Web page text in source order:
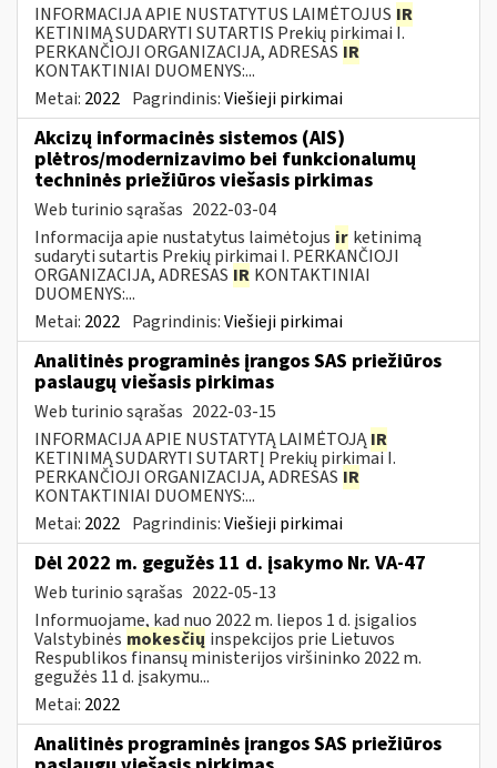
INFORMACIJA APIE NUSTATYTUS LAIMĖTOJUS IR
KETINIMĄ SUDARYTI SUTARTIS Prekių pirkimai I.
PERKANČIOJI ORGANIZACIJA, ADRESAS IR
KONTAKTINIAI DUOMENYS:...
Metai: 2022 Pagrindinis:Viešieji pirkimai
Akcizų informacinės sistemos (AIS)
plėtros/modernizavimo bei funkcionalumų
techninės priežiūros viešasis pirkimas
Web turinio sąrašas 2022-03-04
Informacija apie nustatytus laimėtojus ir ketinimą
sudaryti sutartis Prekių pirkimai I. PERKANČIOJI
ORGANIZACIJA, ADRESAS IR KONTAKTINIAI
DUOMENYS:...
Metai: 2022 Pagrindinis:Viešieji pirkimai
Analitinės programinės įrangos SAS priežiūros
paslaugų viešasis pirkimas
Web turinio sąrašas 2022-03-15
INFORMACIJA APIE NUSTATYTĄ LAIMĖTOJĄIR
KETINIMĄ SUDARYTI SUTARTĮ Prekių pirkimai I.
PERKANČIOJI ORGANIZACIJA, ADRESAS IR
KONTAKTINIAI DUOMENYS:...
Metai: 2022 Pagrindinis:Viešieji pirkimai
Dėl 2022 m. gegužės 11 d. įsakymo Nr. VA-47
Web turinio sąrašas 2022-05-13
Informuojame, kad nuo 2022 m. liepos 1 d. įsigalios
Valstybinės mokesčių inspekcijos prie Lietuvos
Respublikos finansų ministerijos viršininko 2022 m.
gegužės 11 d. įsakymu...
Metai: 2022
Analitinės programinės įrangos SAS priežiūros